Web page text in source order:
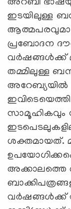
അറബി
ഇടയിലുള്ള
പ്രബോദന
വര്‍ഷങ്ങള്‍ക്ക്
തമ്മിലുള്ള
അറേബ്യയില്‍
സാമൂഹികവും
ശക്തമായത്.
അക്കാലത്തെ
വര്‍ഷങ്ങള്‍ക്ക്